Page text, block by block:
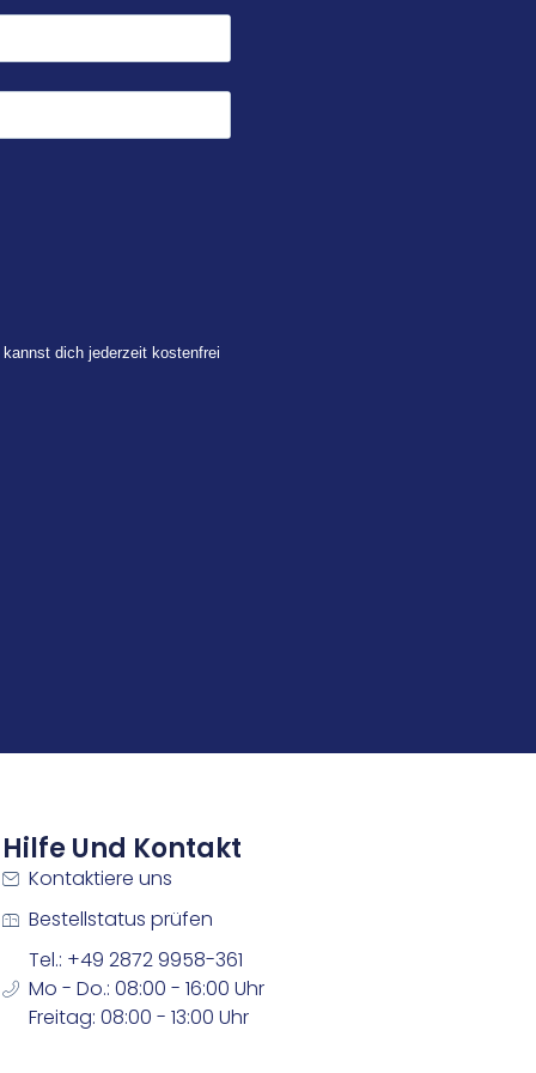
dich jederzeit kostenfrei
Hilfe Und Kontakt
Kontaktiere uns
Bestellstatus prüfen
Tel.: +49 2872 9958-361
Mo - Do.: 08:00 - 16:00 Uhr
Freitag: 08:00 - 13:00 Uhr